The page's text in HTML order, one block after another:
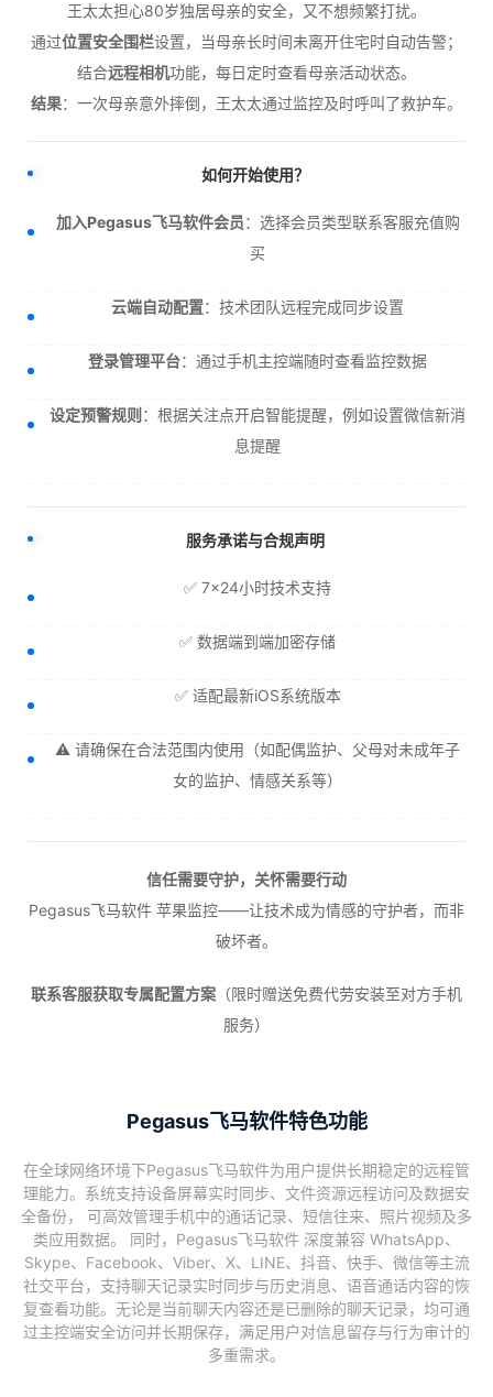
王太太担心80岁独居母亲的安全，又不想频繁打扰。
通过位置安全围栏设置，当母亲长时间未离开住宅时自动告警；
结合远程相机功能，每日定时查看母亲活动状态。
结果：一次母亲意外摔倒，王太太通过监控及时呼叫了救护车。
如何开始使用？
加入Pegasus飞马软件会员：选择会员类型联系客服充值购
买
云端自动配置：技术团队远程完成同步设置
登录管理平台：通过手机主控端随时查看监控数据
设定预警规则 ：根据关注点开启智能提醒，例如设置微信新消
息提醒
服务承诺与合规声明
✅ 7×24小时技术支持
✅ 数据端到端加密存储
✅ 适配最新iOS系统版本
⚠️ 请确保在合法范围内使用（如配偶监护、父母对未成年子
女的监护、情感关系等）
信任需要守护，关怀需要行动
Pegasus飞马软件 苹果监控——让技术成为情感的守护者，而非
破坏者。
联系客服获取专属配置方案 （限时赠送免费代劳安装至对方手机
服务）
Pegasus飞马软件特色功能
在全球网络环境下Pegasus飞马软件为用户提供长期稳定的远程管
理能力。系统支持设备屏幕实时同步、文件资源远程访问及数据安
全备份， 可高效管理手机中的通话记录、短信往来、照片视频及多
类应用数据。 同时，Pegasus飞马软件 深度兼容 WhatsApp、
Skype、Facebook、Viber、X、LINE、抖音、快手、微信等主流
社交平台，支持聊天记录实时同步与历史消息、语音通话内容的恢
复查看功能。无论是当前聊天内容还是已删除的聊天记录，均可通
过主控端安全访问并长期保存，满足用户对信息留存与行为审计的
多重需求。